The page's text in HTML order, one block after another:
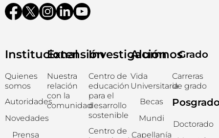
Institucional
Quienes
somos
Autoridades
Novedades
Prensa
Extensión
Nuestra
relación
con la
comunidad
Investigación
Centro de
educación
para el
desarrollo
sostenible
Centro de
Alumnos
Vida
Universitaria
Becas
Mundi
Capellanía
Grado
Carreras
de grado
Doctorado